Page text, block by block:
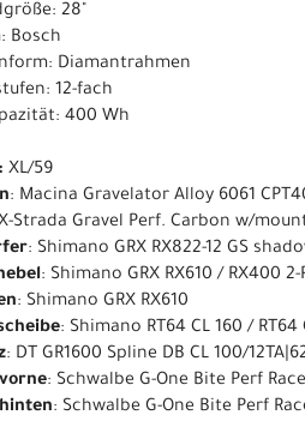
28"
Bosch
Diamantrahmen
12-fach
400 Wh
XL/59
: Macina Gravelator Alloy 6061
Strada Gravel Perf. Carbon w/
: Shimano GRX RX822-12 GS
: Shimano GRX RX610 / RX400
: Shimano GRX RX610
: Shimano RT64 CL 160 / RT64
: DT GR1600 Spline DB CL 100/
: Schwalbe G-One Bite Perf
: Schwalbe G-One Bite Perf